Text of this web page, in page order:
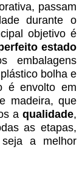
passam
durante o
objetivo é
estado
embalagens
bolha e
é envolto em
madeira, que
aqualidade,
as etapas,
a melhor